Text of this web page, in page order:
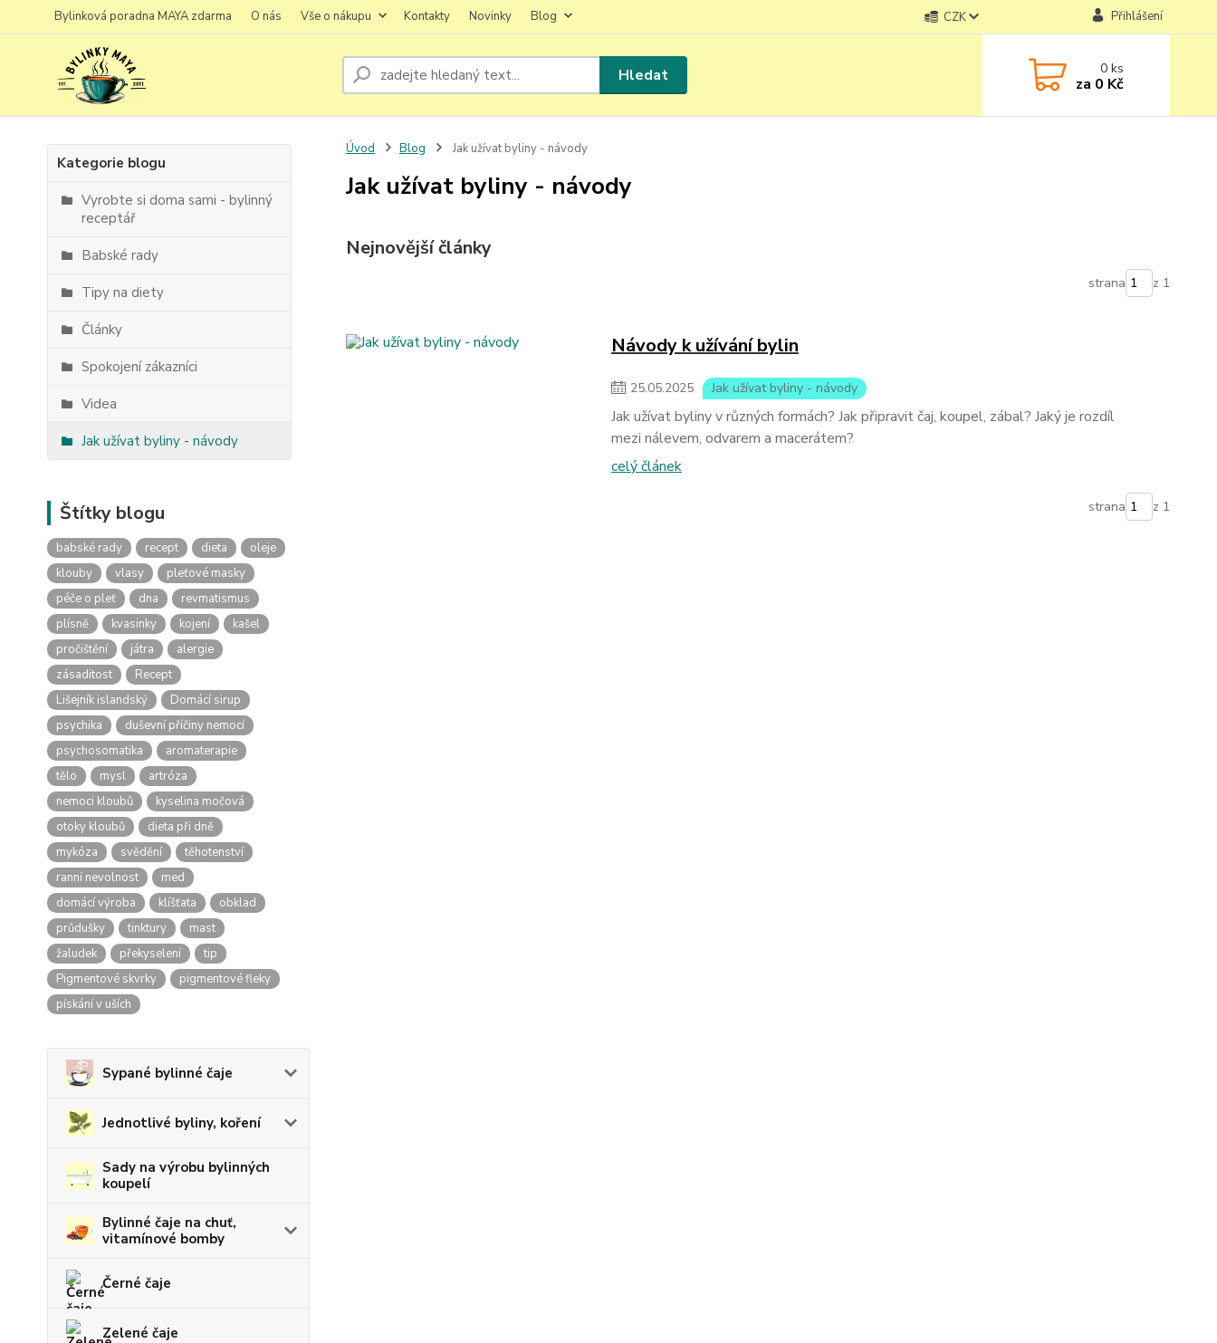
Bylinková poradna MAYA zdarma O nás Vše o nákupu Kontakty Novinky Blog CZK Přihlášení
Hledat 0ks
za 0 Kč
Kategorie blogu
Vyrobte si doma sami - bylinný
receptář
Babské rady
Tipy na diety
Články
Spokojení zákazníci
Videa
Jak užívat byliny - návody
Štítky blogu
babské rady recept dieta
oleje
klouby
vlasy
pleťové masky
péče o pleť
dna
revmatismus
plísně
kvasinky kojení
kašel
pročištění
játra
alergie
zásaditost
Recept
Lišejník islandský
Domácí sirup
psychika
duševní příčiny nemocí
psychosomatika
aromaterapie
tělo
mysl
artróza
nemoci kloubů
kyselina močová
otoky kloubů
dieta při dně
mykóza
svědění
těhotenství
ranní nevolnost
med
domácí výroba
klíšťata
obklad
průdušky
tinktury
mast
žaludek
překyselení
tip
Pigmentové skvrky
pigmentové fleky
pískání v uších
Sypané bylinné čaje
Jednotlivé byliny, koření
Sady na výrobu bylinných
koupelí
Bylinné čaje na chuť,
vitamínové bomby
Černé čaje
Zelené čaje
Úvod Blog Jak užívat byliny - návody
Jak užívat byliny - návody
Nejnovější články
strana z 1
Návody k užívání bylin
25.05.2025 Jak užívat byliny - návody
Jak užívat byliny v různých formách? Jak připravit čaj, koupel, zábal? Jaký je rozdíl
mezi nálevem, odvarem a macerátem?
celý článek
strana z 1